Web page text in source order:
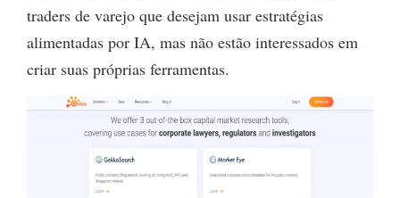
traders de varejo que desejam usar estratégias
alimentadas por IA, mas não estão interessados em
criar suas próprias ferramentas.